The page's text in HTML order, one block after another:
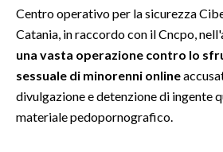
GOSSIP
SALUTE
SARDEGNA TURISMO
Centro operativo per la sicurezza
Catania, in raccordo con il Cncpo,
una vasta operazione contro lo
sessuale di minorenni online
divulgazione e detenzione di ingente
materiale pedopornografico.